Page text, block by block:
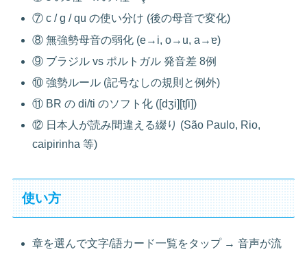
⑦ c / g / qu の使い分け (後の母音で変化)
⑧ 無強勢母音の弱化 (e→i, o→u, a→ɐ)
⑨ ブラジル vs ポルトガル 発音差 8例
⑩ 強勢ルール (記号なしの規則と例外)
⑪ BR の di/ti のソフト化 ([dʒi][tʃi])
⑫ 日本人が読み間違える綴り (São Paulo, Rio,
caipirinha 等)
使い方
章を選んで文字/語カード一覧をタップ → 音声が流